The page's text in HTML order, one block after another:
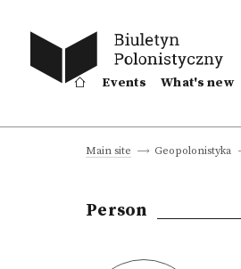
Events What's new
Main site Geopolonistyka
Person